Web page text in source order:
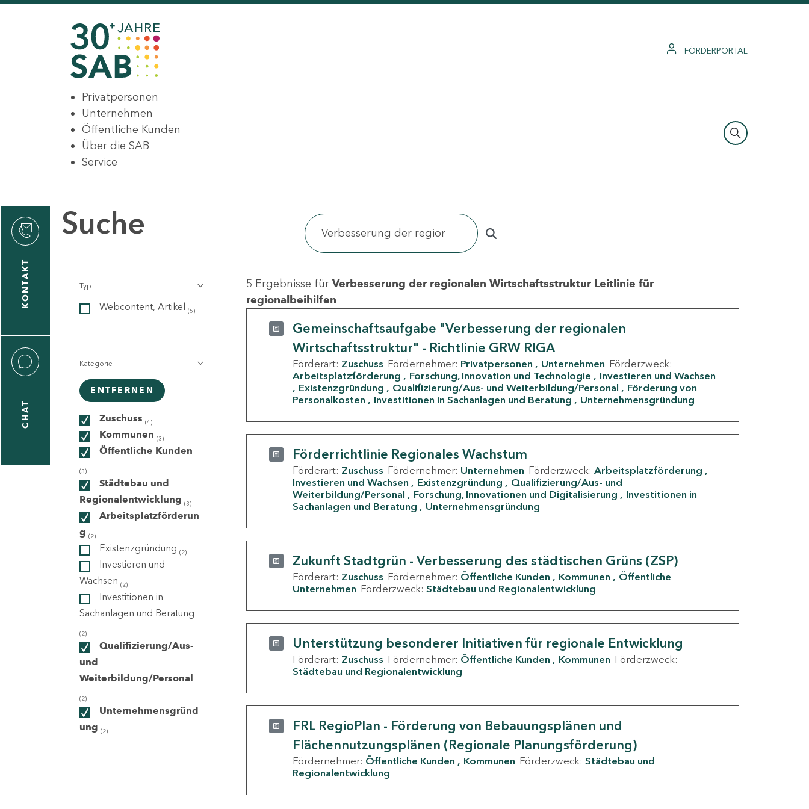
FÖRDERPORTAL
Privatpersonen
Unternehmen
Öffentliche Kunden
Über die SAB
Service
KONTAKT
CHAT
Suche
Typ
Webcontent, Artikel (5)
Kategorie
ENTFERNEN
Zuschuss (4)
Kommunen (3)
Öffentliche Kunden
(3)
Städtebau und
Regionalentwicklung (3)
Arbeitsplatzförderun
g (2)
Existenzgründung (2)
Investieren und
Wachsen (2)
Investitionen in
Sachanlagen und Beratung
(2)
Qualifizierung/Aus-
und
Weiterbildung/Personal
(2)
Unternehmensgründ
ung (2)
5 Ergebnisse für Verbesserung der regionalen Wirtschaftsstruktur Leitlinie für
regionalbeihilfen
Gemeinschaftsaufgabe "Verbesserung der regionalen
Wirtschaftsstruktur" - Richtlinie GRW RIGA
Förderart: Zuschuss Fördernehmer: Privatpersonen Unternehmen Förderzweck:
Arbeitsplatzförderung
Forschung, Innovation und Technologie
Investieren und Wachsen
Existenzgründung
Qualifizierung/Aus- und Weiterbildung/Personal
Förderung von
Personalkosten
Investitionen in Sachanlagen und Beratung Unternehmensgründung
Förderrichtlinie Regionales Wachstum
Förderart: Zuschuss Fördernehmer: Unternehmen Förderzweck: Arbeitsplatzförderung
Investieren und Wachsen
Existenzgründung
Qualifizierung/Aus- und
Weiterbildung/Personal
Forschung, Innovationen und Digitalisierung
Investitionen in
Sachanlagen und Beratung
Unternehmensgründung
Zukunft Stadtgrün - Verbesserung des städtischen Grüns (ZSP)
Förderart: Zuschuss Fördernehmer: Öffentliche Kunden Kommunen
Öffentliche
Unternehmen Förderzweck: Städtebau und Regionalentwicklung
Unterstützung besonderer Initiativen für regionale Entwicklung
Förderart: Zuschuss Fördernehmer: Öffentliche Kunden Kommunen Förderzweck:
Städtebau und Regionalentwicklung
FRL RegioPlan - Förderung von Bebauungsplänen und
Flächennutzungsplänen (Regionale Planungsförderung)
Fördernehmer: Öffentliche Kunden Kommunen Förderzweck: Städtebau und
Regionalentwicklung